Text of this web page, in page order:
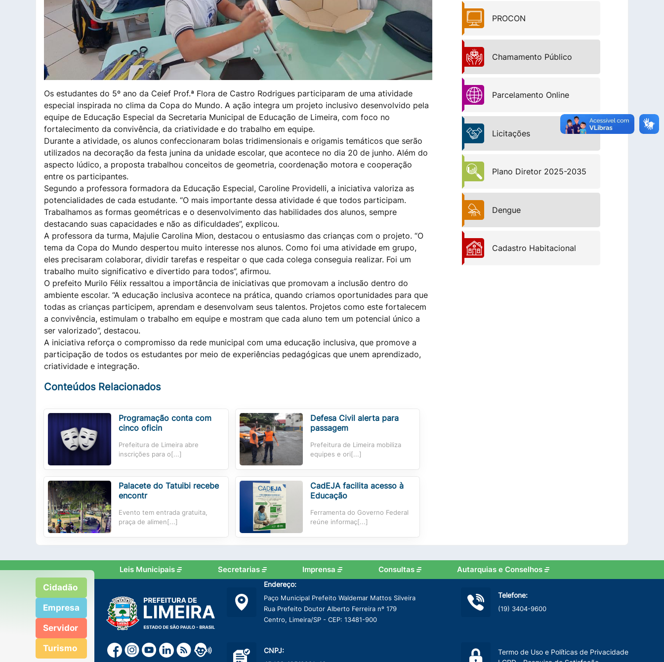
Os estudantes do 5º ano da Ceief Prof.ª Flora de Castro Rodrigues participaram de uma atividade
especial inspirada no clima da Copa do Mundo. A ação integra um projeto inclusivo desenvolvido pela
equipe de Educação Especial da Secretaria Municipal de Educação de Limeira, com foco no
fortalecimento da convivência, da criatividade e do trabalho em equipe.
Durante a atividade, os alunos confeccionaram bolas tridimensionais e origamis temáticos que serão
utilizados na decoração da festa junina da unidade escolar, que acontece no dia 20 de junho. Além do
aspecto lúdico, a proposta trabalhou conceitos de geometria, coordenação motora e cooperação
entre os participantes.
Segundo a professora formadora da Educação Especial, Caroline Providelli, a iniciativa valoriza as
potencialidades de cada estudante. “O mais importante dessa atividade é que todos participam.
Trabalhamos as formas geométricas e o desenvolvimento das habilidades dos alunos, sempre
destacando suas capacidades e não as dificuldades”, explicou.
A professora da turma, Majulie Carolina Mion, destacou o entusiasmo das crianças com o projeto. “O
tema da Copa do Mundo despertou muito interesse nos alunos. Como foi uma atividade em grupo,
eles precisaram colaborar, dividir tarefas e respeitar o que cada colega conseguia realizar. Foi um
trabalho muito significativo e divertido para todos”, afirmou.
O prefeito Murilo Félix ressaltou a importância de iniciativas que promovam a inclusão dentro do
ambiente escolar. “A educação inclusiva acontece na prática, quando criamos oportunidades para que
todas as crianças participem, aprendam e desenvolvam seus talentos. Projetos como este fortalecem
a convivência, estimulam o trabalho em equipe e mostram que cada aluno tem um potencial único a
ser valorizado”, destacou.
A iniciativa reforça o compromisso da rede municipal com uma educação inclusiva, que promove a
participação de todos os estudantes por meio de experiências pedagógicas que unem aprendizado,
criatividade e integração.
Conteúdos Relacionados
Programação conta com
cinco oficin
Prefeitura de Limeira abre
inscrições para o[...]
Defesa Civil alerta para
passagem
Prefeitura de Limeira mobiliza
equipes e ori[...]
Palacete do Tatuibi recebe
encontr
Evento tem entrada gratuita,
praça de alimen[...]
CadEJA facilita acesso à
Educação
Ferramenta do Governo Federal
reúne informaç[...]
PROCON
Chamamento Público
Parcelamento Online
Licitações
Plano Diretor 2025-2035
Dengue
Cadastro Habitacional
Leis Municipais Secretarias Imprensa Consultas Autarquias e Conselhos
Cidadão
Empresa
Servidor
Turismo
Endereço:
Paço Municipal Prefeito Waldemar Mattos Silveira
Rua Prefeito Doutor Alberto Ferreira nº 179
Centro, Limeira/SP - CEP: 13481-900
Telefone:
(19) 3404-9600
CNPJ:
Termo de Uso e Políticas de Privacidade